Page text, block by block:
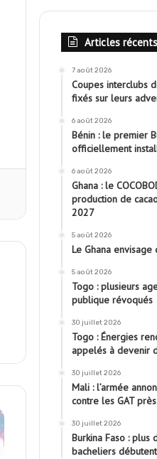
Articles récents
7 août 2026
Coupes interclubs
fixés sur leurs
6 août 2026
Bénin : le premier
officiellement
6 août 2026
Ghana : le
production de
2027
5 août 2026
Le Ghana
5 août 2026
Togo : plusieurs
publique révoqués
30 juillet 2026
Togo : Énergies
appelés à devenir
30 juillet 2026
Mali : l’armée
contre les GAT
30 juillet 2026
Burkina Faso :
bacheliers